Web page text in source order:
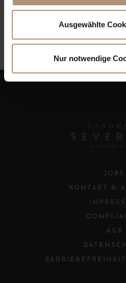
Ausgewählte
Nur notwendige
JOBS
KONTAKT &
AGB